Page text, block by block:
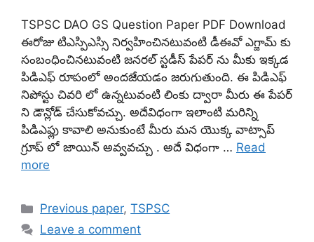
TSPSC DAO GS Question Paper PDF Download
ఈరోజు టిఎస్పిఎస్సి నిర్వహించినటువంటి డీఈవో ఎగ్జామ్ కు
సంబంధించినటువంటి జనరల్ స్టడీస్ పేపర్ ను మీకు ఇక్కడ
పిడిఎఫ్ రూపంలో అందజేయడం జరుగుతుంది. ఈ పిడిఎఫ్
నిపోస్టు చివరి లో ఉన్నటువంటి లింకు ద్వారా మీరు ఈ పేపర్
ని డౌన్లోడ్ చేసుకోవచ్చు. అదేవిధంగా ఇలాంటి మరిన్ని
పిడిఎఫ్లు కావాలి అనుకుంటే మీరు మన యొక్క వాట్సాప్
గ్రూప్ లో జాయిన్ అవ్వవచ్చు . అదే విధంగా … Read
more
Categories
Previous paper,TSPSC
Leave a comment